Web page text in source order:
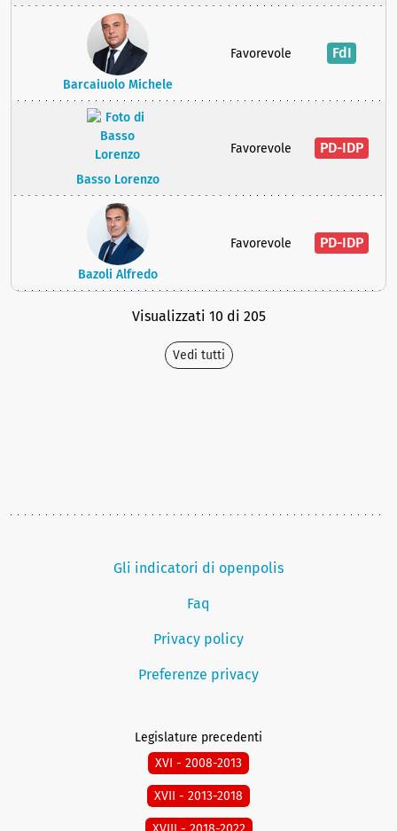
Barcaiuolo Michele
Favorevole FdI
Basso Lorenzo
Favorevole PD-IDP
Bazoli Alfredo
Favorevole PD-IDP
Visualizzati 10 di 205
Vedi tutti
Gli indicatori di openpolis
Faq
Privacy policy
Preferenze privacy
Legislature precedenti
XVI - 2008-2013
XVII - 2013-2018